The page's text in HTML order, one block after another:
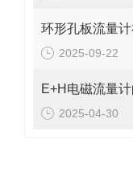
2025-09-22
E+H电磁流量
2025-04-30